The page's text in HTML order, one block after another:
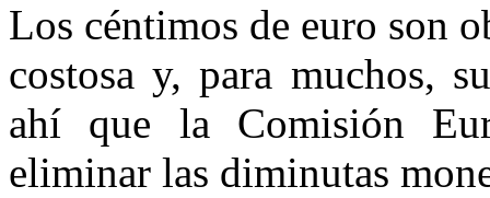
Los céntimos de euro son
costosa y, para muchos,
ahí que la Comisión
eliminar las diminutas